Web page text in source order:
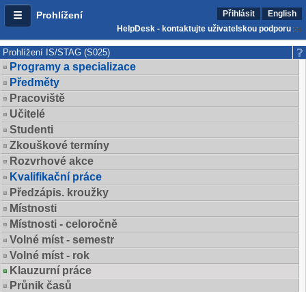
Prohlížení Přihlásit
English
HelpDesk - kontaktujte uživatelskou podporu
Prohlížení IS/STAG (S025)
Programy a specializace
Předměty
Pracoviště
Učitelé
Studenti
Zkouškové termíny
Rozvrhové akce
Kvalifikační práce
Předzápis. kroužky
Místnosti
Místnosti - celoročně
Volné míst - semestr
Volné míst - rok
Klauzurní práce
Průnik časů